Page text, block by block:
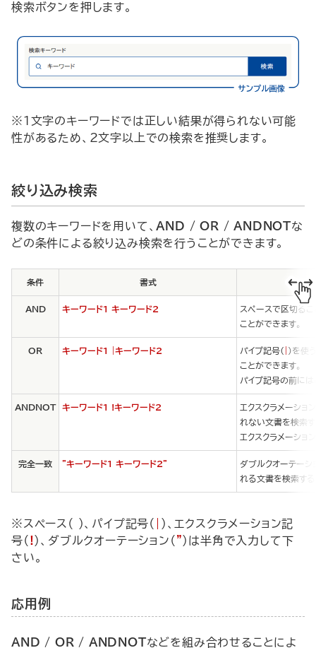
検索ボタンを押します。
※1文字のキーワードでは正しい結果が得られない可能
性があるため、2文字以上での検索を推奨します。
絞り込み検索
複数のキーワードを用いて、 AND / OR / ANDNOTな
どの条件による絞り込み検索を行うことができます。
条件 書式
AND キーワード1 キーワード2
スペースで区切るこ
ことができます。
OR キーワード1 |キーワード2 パイプ記号（ ）を使
ことができます。
パイプ記号の前に
ANDNOT キーワード1 !キーワード2
エクスクラメーショ
れない文書を検索す
エクスクラメーショ
完全一致 "キーワード1 キーワード2"
ダブルクオーテーシ
れる文書を検索する
※スペース（ ）、パイプ記号（
）、エクスクラメーション記
号（ !）、ダブルクオーテーション（ "）は半角で入力して下
さい。
応用例
AND / OR / ANDNOTなどを組み合わせることによ